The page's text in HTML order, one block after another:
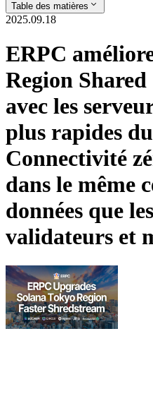
Table des matières
2025.09.18
ERPC
Region
avec les
plus rapides
Connectivité
dans le même
données que
validateurs et